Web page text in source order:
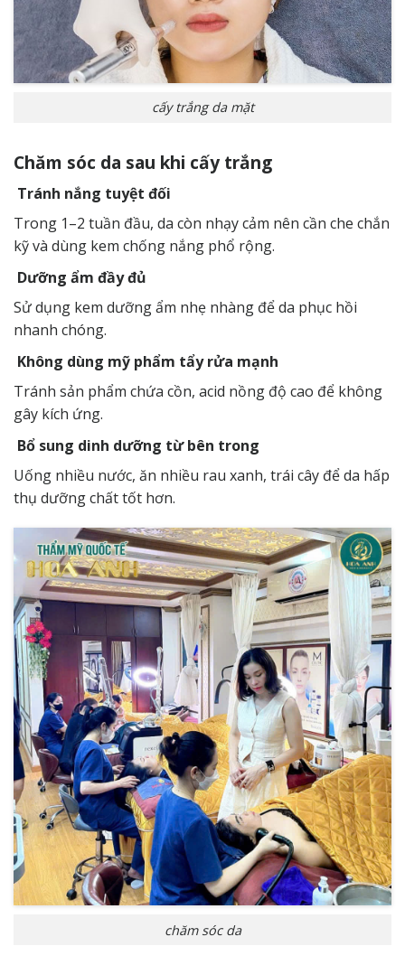
cấy trắng da mặt
Chăm sóc da sau khi cấy trắng
Tránh nắng tuyệt đối
Trong 1–2 tuần đầu, da còn nhạy cảm nên cần che chắn
kỹ và dùng kem chống nắng phổ rộng.
Dưỡng ẩm đầy đủ
Sử dụng kem dưỡng ẩm nhẹ nhàng để da phục hồi
nhanh chóng.
Không dùng mỹ phẩm tẩy rửa mạnh
Tránh sản phẩm chứa cồn, acid nồng độ cao để không
gây kích ứng.
Bổ sung dinh dưỡng từ bên trong
Uống nhiều nước, ăn nhiều rau xanh, trái cây để da hấp
thụ dưỡng chất tốt hơn.
chăm sóc da